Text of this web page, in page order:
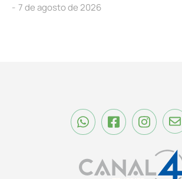
7 de agosto de 2026